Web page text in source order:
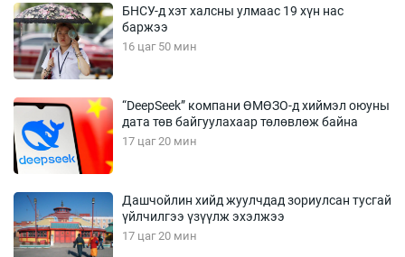
БНСУ-д хэт халсны улмаас 19 хүн нас
баржээ
16 цаг 50 мин
“DeepSeek” компани ӨМӨЗО-д хиймэл оюуны
дата төв байгуулахаар төлөвлөж байна
17 цаг 20 мин
Дашчойлин хийд жуулчдад зориулсан тусгай
үйлчилгээ үзүүлж эхэлжээ
17 цаг 20 мин